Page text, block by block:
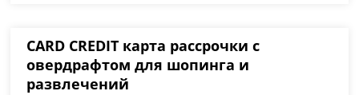
CARD CREDIT карта рассрочки с
овердрафтом для шопинга и
развлечений